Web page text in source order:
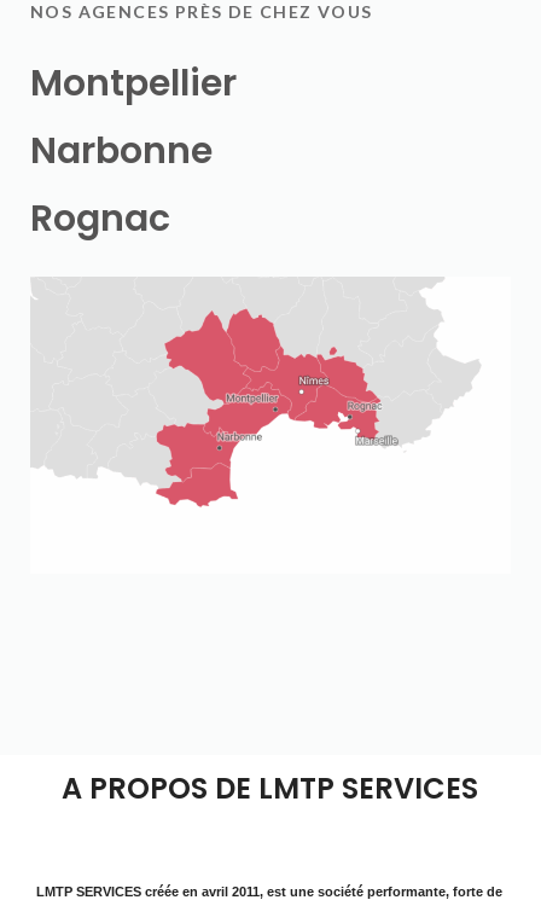
NOS AGENCES PRÈS DE CHEZ VOUS
Montpellier
Narbonne
Rognac
A PROPOS DE LMTP SERVICES
LMTP SERVICES créée en avril 2011, est une société performante, forte de